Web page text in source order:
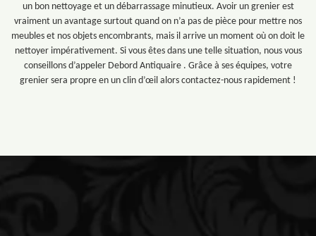
un bon nettoyage et un débarrassage minutieux. Avoir un grenier est
vraiment un avantage surtout quand on n’a pas de pièce pour mettre nos
meubles et nos objets encombrants, mais il arrive un moment où on doit le
nettoyer impérativement. Si vous êtes dans une telle situation, nous vous
conseillons d’appeler Debord Antiquaire . Grâce à ses équipes, votre
grenier sera propre en un clin d’œil alors contactez-nous rapidement !